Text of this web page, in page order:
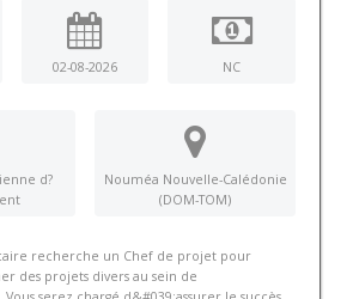
02-08-2026 NC
d?
Nouméa Nouvelle-Calédonie
(DOM-TOM)
recherche un Chef de projet pour
des projets divers au sein de